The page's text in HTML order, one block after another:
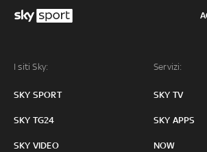
I siti Sky:
SKY SPORT
SKY TG24
SKY VIDEO
Servizi:
SKY TV
SKY APPS
NOW